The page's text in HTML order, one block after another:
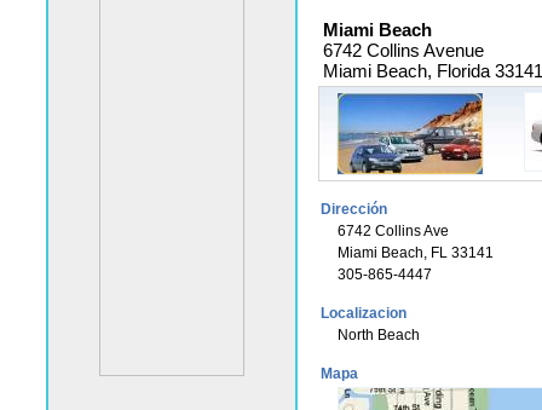
Miami Beach
6742 Collins Avenue
Miami Beach, Florida 33141
Dirección
6742 Collins Ave
Miami Beach, FL 33141
305-865-4447
Localizacion
North Beach
Mapa